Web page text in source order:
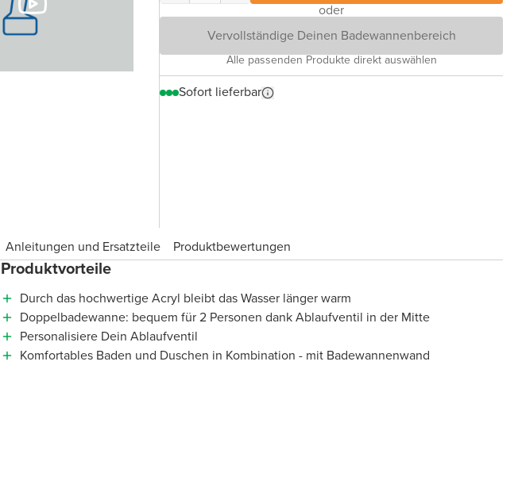
oder
Vervollständige Deinen Badewannenbereich
Alle passenden Produkte direkt auswählen
Sofort lieferbar
Anleitungen und Ersatzteile
Produktbewertungen
Produktvorteile
Durch das hochwertige Acryl bleibt das Wasser länger warm
Doppelbadewanne: bequem für 2 Personen dank Ablaufventil in der Mitte
Personalisiere Dein Ablaufventil
Komfortables Baden und Duschen in Kombination - mit Badewannenwand